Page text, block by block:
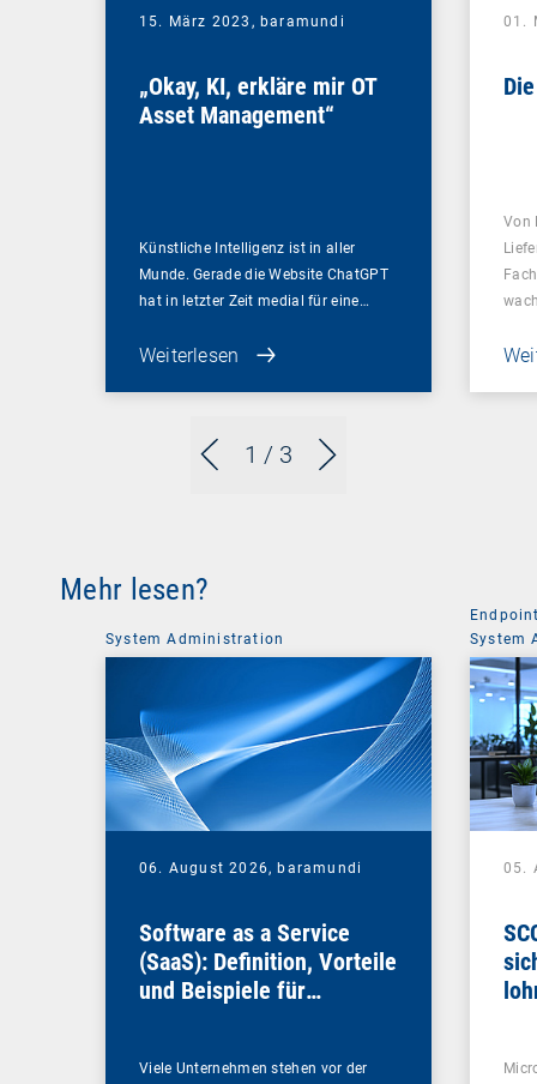
1 / 3
15. März 2023, baramundi
„Okay, KI, erkläre mir OT
Asset Management“
Künstliche Intelligenz ist in aller
Munde. Gerade die Website ChatGPT
hat in letzter Zeit medial für eine…
Weiterlesen
01.
Von
Mehr lesen?
System Administration
06. August 2026, baramundi
Software as a Service
(SaaS): Definition, Vorteile
und Beispiele für
Viele Unternehmen stehen vor der
System
05.